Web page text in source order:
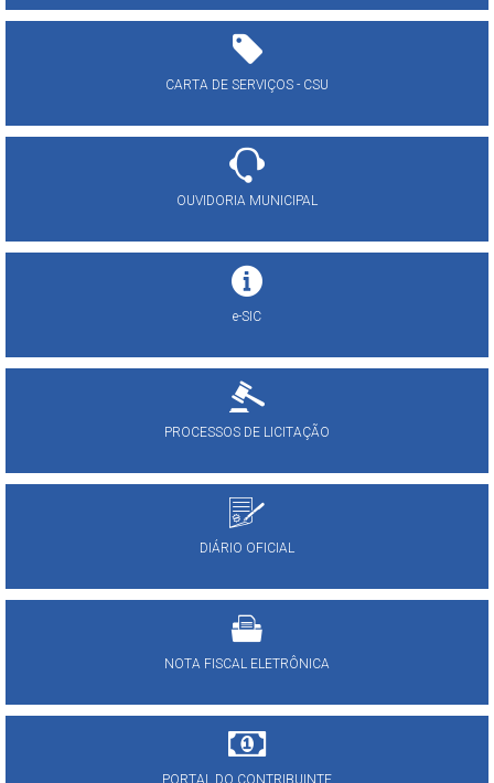
CARTA DE SERVIÇOS - CSU
OUVIDORIA MUNICIPAL
e-SIC
PROCESSOS DE LICITAÇÃO
DIÁRIO OFICIAL
NOTA FISCAL ELETRÔNICA
PORTAL DO CONTRIBUINTE